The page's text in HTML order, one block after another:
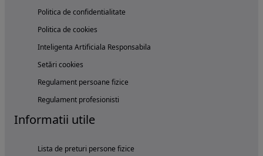
Politica de confidentialitate
Politica de cookies
Inteligenta Artificiala Responsabila
Setări cookies
Regulament persoane fizice
Regulament profesionisti
Informatii utile
Lista de preturi persone fizice